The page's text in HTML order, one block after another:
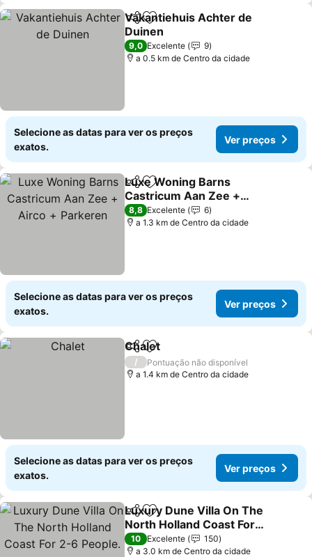
PartilharAdicionar aos favoritos
Vakantiehuis Achter de
Duinen
Ver preços
9,0 Excelente
9
a 0.5 km de Centro da cidade
Selecione as datas para ver os preços
exatos.
Ver preços
PartilharAdicionar aos favoritos
Luxe Woning Barns
Castricum Aan Zee +
Airco + Parkeren
Ver preços
8,8 Excelente
6
a 1.3 km de Centro da cidade
Selecione as datas para ver os preços
exatos.
Ver preços
PartilharAdicionar aos favoritos
Chalet
/
Pontuação não disponível
a 1.4 km de Centro da cidade
Selecione as datas para ver os preços
exatos.
Ver preços
PartilharAdicionar aos favoritos
Luxury Dune Villa On The
North Holland Coast For
2-6 People.
Ver preços
10 Excelente
150
a 3.0 km de Centro da cidade